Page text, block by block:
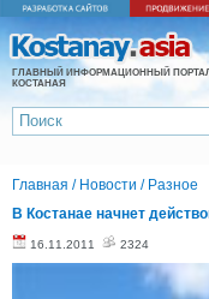
ГЛАВНЫЙ ИНФОРМАЦИОННЫЙ ПОРТАЛ
КОСТАНАЯ
Главная / Новости / Разное
В Костанае начнет
16.11.2011 2324